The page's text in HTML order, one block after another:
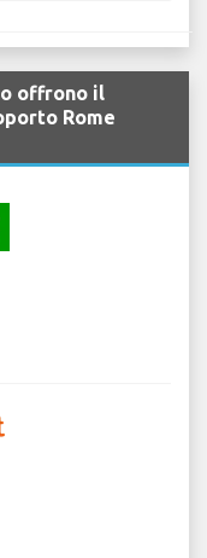
offrono il
Rome